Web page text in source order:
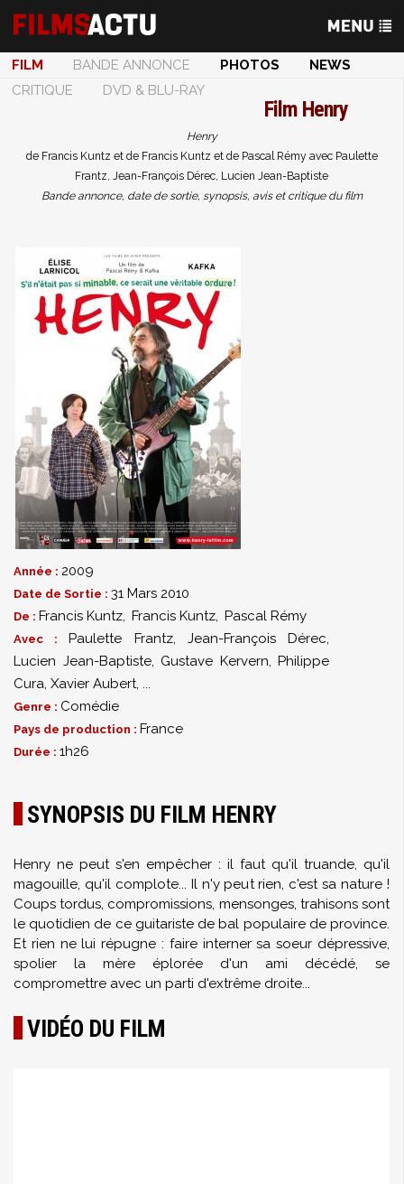
FILM BANDE ANNONCE PHOTOS
NEWS
CRITIQUE
DVD & BLU-RAY
Film Henry
Henry
de Francis Kuntz et de Francis Kuntz et de Pascal Rémy avec Paulette
Frantz, Jean-François Dérec, Lucien Jean-Baptiste
Bande annonce, date de sortie, synopsis, avis et critique du film
Année : 2009
Date de Sortie : 31 Mars 2010
De : Francis Kuntz, Francis Kuntz, Pascal Rémy
Avec : Paulette Frantz, Jean-François Dérec,
Lucien Jean-Baptiste, Gustave Kervern, Philippe
Cura, Xavier Aubert, ...
Genre : Comédie
Pays de production : France
Durée : 1h26
SYNOPSIS DU FILM HENRY
Henry ne peut s'en empêcher : il faut qu'il truande, qu'il
magouille, qu'il complote... Il n'y peut rien, c'est sa nature !
Coups tordus, compromissions, mensonges, trahisons sont
le quotidien de ce guitariste de bal populaire de province.
Et rien ne lui répugne : faire interner sa soeur dépressive,
spolier la mère éplorée d'un ami décédé, se
compromettre avec un parti d'extrême droite...
VIDÉO DU FILM